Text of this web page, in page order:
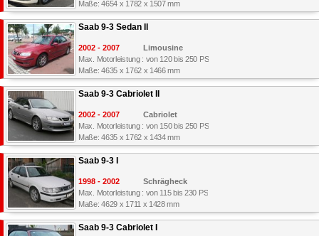
Maße: 4654 x 1782 x 1507 mm
Saab 9-3 Sedan II
2002 - 2007
Limousine
Max. Motorleistung : von 120 bis 250 PS
Maße: 4635 x 1762 x 1466 mm
Saab 9-3 Cabriolet II
2002 - 2007
Cabriolet
Max. Motorleistung : von 150 bis 250 PS
Maße: 4635 x 1762 x 1434 mm
Saab 9-3 I
1998 - 2002
Schrägheck
Max. Motorleistung : von 115 bis 230 PS
Maße: 4629 x 1711 x 1428 mm
Saab 9-3 Cabriolet I